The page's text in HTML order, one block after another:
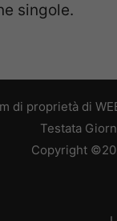
singole.
di proprietà di
Testata
Copyright